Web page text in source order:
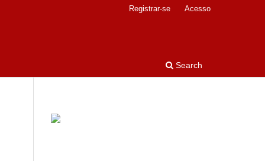
Search
Registrar-se Acesso